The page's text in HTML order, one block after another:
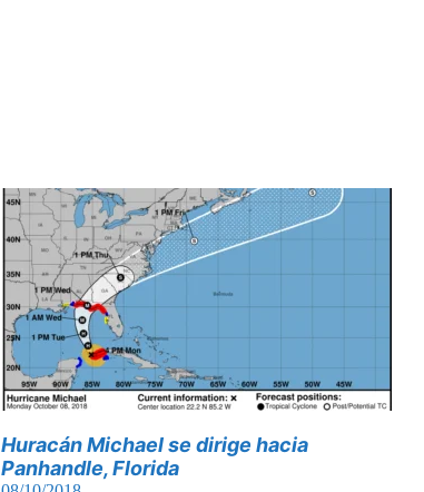
Huracán Michael se dirige hacia
Panhandle, Florida